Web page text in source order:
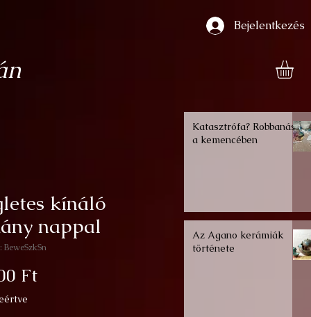
Bejelentkezés
kínáló
nappal
FtÁr
Katasztrófa? Robbanás
a kemencében
Az Agano kerámiák
története